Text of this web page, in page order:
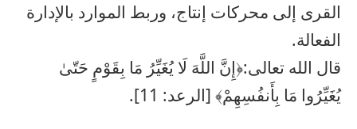
القرى إلى محركات إنتاج، وربط الموارد بالإدارة
الفعالة.
قال الله تعالى:﴿إِنَّ اللَّهَ لَا يُغَيِّرُ مَا بِقَوْمٍ حَتّىٰ
يُغَيِّرُوا مَا بِأَنفُسِهِمْ﴾ [الرعد: 11].